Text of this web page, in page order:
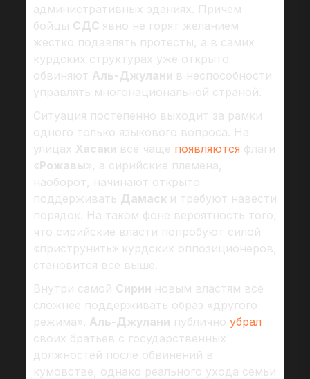
административных зданиях. Причем
бойцы СДС явно не горят желанием
жестко подавлять протесты, а в самих
курдских структурах уже открыто
обвиняют Аль-Джулани в неспособности
управлять многонациональной страной.
Ситуация постепенно выходит за рамки
одного только языкового вопроса. На
улицах Хасаки все чаще появляются флаги
«Рожавы», а сирийские племена,
наоборот, начинают открыто
поддерживать Дамаск и требуют навести
порядок. На таком фоне вероятность того,
что сирийские власти попробуют силой
«приструнить» курдских оппозиционеров,
становится все выше.
Внутри самой Сирии новым властям все
сложнее поддерживать образ «другого
режима». Аль-Джулани публично убрал
своих братьев с государственных
должностей после обвинений в
кумовстве, однако реального ухода семьи